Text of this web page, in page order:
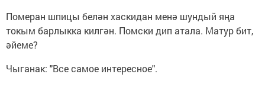
Померан шпицы белән хаскидан менә шундый яңа
токым барлыкка килгән. Помски дип атала. Матур бит,
әйеме?
Чыганак: "Все самое интересное".